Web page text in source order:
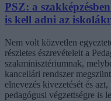
PSZ: a
is kell adni az
Nem volt közvetlen
részletes észrevételeit a
szakminisztériumnak,
kancellári rendszer
elnevezés kivezetését és
pedagógusi végzettségre is